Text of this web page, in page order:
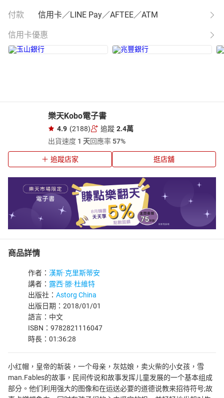
付款 信用卡／LINE Pay／AFTEE／ATM
信用卡優惠
樂天Kobo電子書
4.9 (2188) 追蹤 2.4萬
出貨速度 1 天回應率57%
追蹤店家 逛店舖
商品詳情
作者： 漢斯·克里斯蒂安
講者： 露西·滕·杜維特
出版社： Astorg China
出版日期：2018/01/01
語言：中文
ISBN：9782821116047
時長：01:36:28
小红帽，皇帝的新装，一个母亲，灰姑娘，卖火柴的小女孩，雪
man.Fables的故事，民间传说和故事发挥儿童发展的一个基本组成
部分。他们利用强大的图像和在运送必要的道德说教来招待符号;故